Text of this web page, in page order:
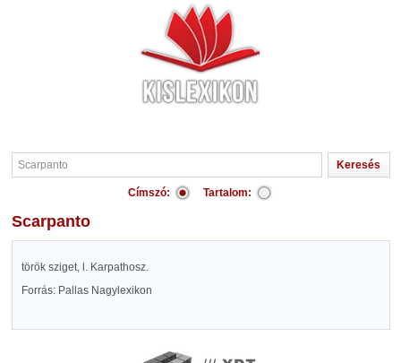
Címszó: Tartalom:
Scarpanto
török sziget, l. Karpathosz.
Forrás: Pallas Nagylexikon